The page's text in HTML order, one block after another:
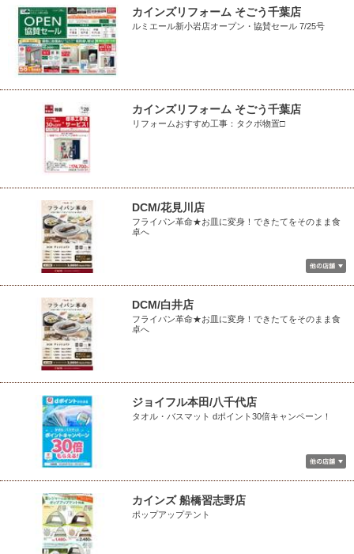
カインズリフォーム そごう千葉店
ルミエール新小岩店オープン・協賛セール 7/25号
カインズリフォーム そごう千葉店
リフォームおすすめ工事：タクボ物置□
DCM/花見川店
フライパン革命★お皿に変身！できたてをそのまま食
卓へ
DCM/白井店
フライパン革命★お皿に変身！できたてをそのまま食
卓へ
ジョイフル本田/八千代店
タオル・バスマット dポイント30倍キャンペーン！
カインズ 船橋習志野店
ポップアップテント